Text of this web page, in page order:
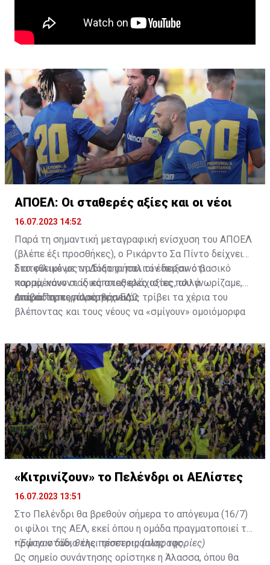
ΑΠΟΕΛ: Οι σταθερές αξίες και οι νέοι
16.07.2023 14:52
Παρά τη σημαντική μεταγραφική ενίσχυση του ΑΠΟΕΛ
(βλέπε έξι προσθήκες), ο Ρικάρντο Σα Πίντο δείχνει
διατεθειμένος να διατηρήσει τον περσινό βασικό
κορμό, κάνοντας κάποιες ελάχιστες, αλλά
απαραίτητες παρεμβάσεις.
Στο φιλικό με τη Δόξα οι παλιοί έδειξαν ότι
παραμένουν οι ίδιες σταθερές αξίες που γνωρίζαμε,
ενώ ο Πορτογάλος τεχνικός τρίβει τα χέρια του
βλέποντας και τους νέους να «σμίγουν» ομοιόμορφα
Διαβάστε περισσότεραΕΔΩ.
«Κιτρινίζουν» το Πελένδρι οι ΑΕΛίστες
16.07.2023 13:51
Στο Πελένδρι θα βρεθούν σήμερα το απόγευμα (16/7)
οι φίλοι της ΑΕΛ, εκεί όπου η ομάδα πραγματοποιεί το
πρώτο στάδιο της προετοιμασίας της.
•Έφυγαν δύο, θέλει τέσσερις (πληροφορίες)
Ως σημείο συνάντησης ορίστηκε η Άλασσα, όπου θα